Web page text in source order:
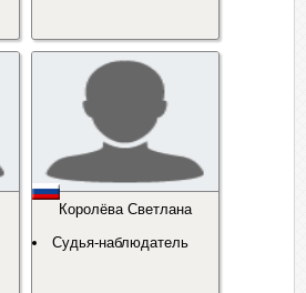
Королёва Светлана
Судья-наблюдатель